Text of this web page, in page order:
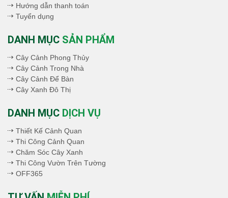
Hướng dẫn thanh toán
Tuyển dụng
DANH MỤC SẢN PHẨM
Cây Cảnh Phong Thủy
Cây Cảnh Trong Nhà
Cây Cảnh Để Bàn
Cây Xanh Đô Thị
DANH MỤC DỊCH VỤ
Thiết Kế Cảnh Quan
Thi Công Cảnh Quan
Chăm Sóc Cây Xanh
Thi Công Vườn Trên Tường
OFF365